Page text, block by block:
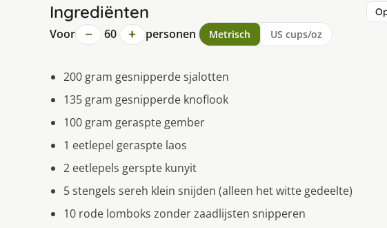
Ingrediënten
Voor − 60 + personen Metrisch US cups/oz
200 gram gesnipperde sjalotten
135 gram gesnipperde knoflook
100 gram geraspte gember
1 eetlepel geraspte laos
2 eetlepels gerspte kunyit
5 stengels sereh klein snijden (alleen het witte gedeelte)
10 rode lomboks zonder zaadlijsten snipperen